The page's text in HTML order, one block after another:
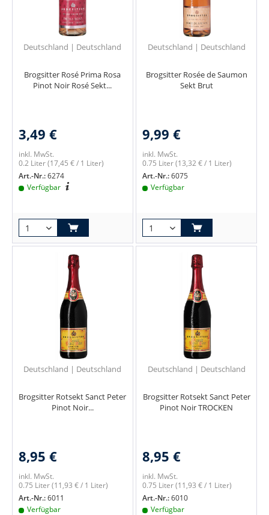
Deutschland | Deutschland
Brogsitter Rosé Prima Rosa
Pinot Noir Rosé Sekt...
3,49 €
inkl. MwSt.
0.2 Liter(17,45 € / 1 Liter)
Art.-Nr.:6274
Verfügbar
Deutschland | Deutschland
Brogsitter Rosée de Saumon
Sekt Brut
9,99 €
inkl. MwSt.
0.75 Liter(13,32 € / 1 Liter)
Art.-Nr.:6075
Verfügbar
Deutschland | Deutschland
Brogsitter Rotsekt Sanct Peter
Pinot Noir...
8,95 €
inkl. MwSt.
0.75 Liter(11,93 € / 1 Liter)
Art.-Nr.:6011
Verfügbar
Deutschland | Deutschland
Brogsitter Rotsekt Sanct Peter
Pinot Noir TROCKEN
8,95 €
inkl. MwSt.
0.75 Liter(11,93 € / 1 Liter)
Art.-Nr.:6010
Verfügbar